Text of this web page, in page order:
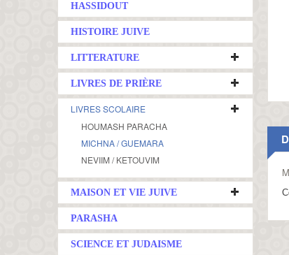
HASSIDOUT
HISTOIRE JUIVE
LITTERATURE
LIVRES DE PRIÈRE
LIVRES SCOLAIRE
HOUMASH PARACHA
MICHNA / GUEMARA
NEVIIM / KETOUVIM
MAISON ET VIE JUIVE
PARASHA
SCIENCE ET JUDAISME